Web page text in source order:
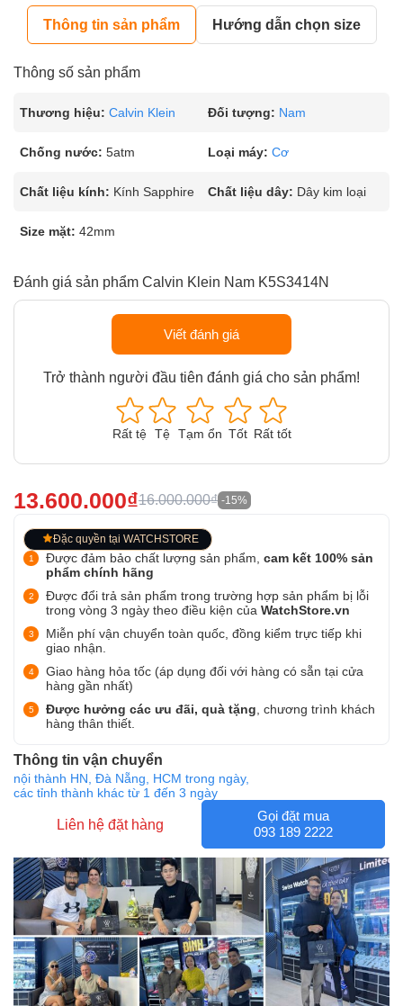
Thông tin sản phẩm Hướng dẫn chọn size
Thông số sản phẩm
Thương hiệu: Calvin Klein Đối tượng: Nam
Chống nước: 5atm Loại máy: Cơ
Chất liệu kính: Kính Sapphire Chất liệu dây: Dây kim loại
Size mặt: 42mm
Đánh giá sản phẩm Calvin Klein Nam K5S3414N
Viết đánh giá
Trở thành người đầu tiên đánh giá cho sản phẩm!
Rất tệ Tệ Tạm ổn Tốt Rất tốt
13.600.000₫16.000.000₫ -15%
Đặc quyền tại WATCHSTORE
Được đảm bảo chất lượng sản phẩm, cam kết 100% sản
phẩm chính hãng
Được đổi trả sản phẩm trong trường hợp sản phẩm bị lỗi
trong vòng 3 ngày theo điều kiện của WatchStore.vn
Miễn phí vận chuyển toàn quốc, đồng kiểm trực tiếp khi
giao nhận.
Giao hàng hỏa tốc (áp dụng đối với hàng có sẵn tại cửa
hàng gần nhất)
Được hưởng các ưu đãi, quà tặng , chương trình khách
hàng thân thiết.
Thông tin vận chuyển
nội thành HN, Đà Nẵng, HCM trong ngày,
các tỉnh thành khác từ 1 đến 3 ngày
Liên hệ đặt hàng
Gọi đặt mua
093 189 2222